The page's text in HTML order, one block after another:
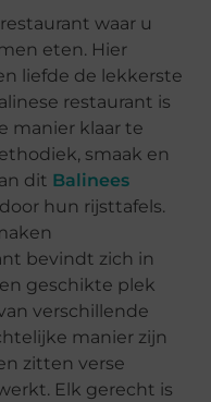
waar u
eten. Hier
liefde de lekkerste
restaurant is
manier klaar te
smaak en
dit Balinees
hun rijsttafels.
bevindt zich in
geschikte plek
verschillende
manier zijn
zitten verse
Elk gerecht is